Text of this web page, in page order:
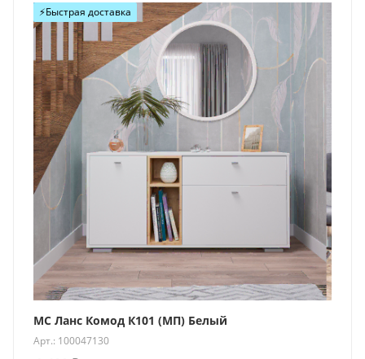
Хит
⚡️Быстрая доставка
МС Ланс Комод К101 (МП) Белый
Арт.: 100047130